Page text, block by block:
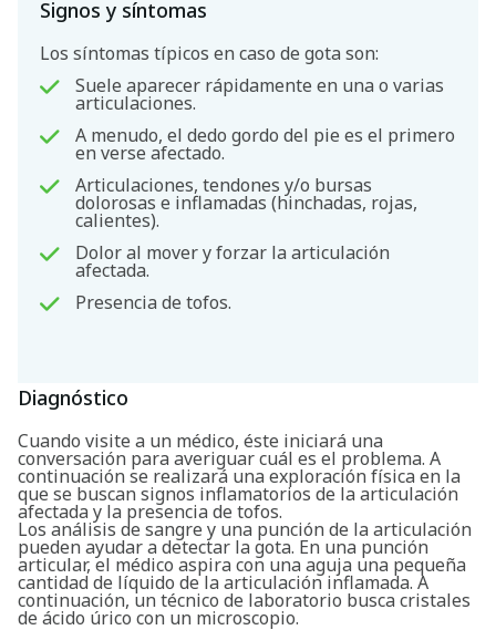
Buscar
Signos y síntomas
Los síntomas típicos en caso de gota son:
Suele aparecer rápidamente en una o varias
articulaciones.
A menudo, el dedo gordo del pie es el primero
en verse afectado.
Articulaciones, tendones y/o bursas
dolorosas e inflamadas (hinchadas, rojas,
calientes).
Dolor al mover y forzar la articulación
afectada.
Presencia de tofos.
Diagnóstico
Cuando visite a un médico, éste iniciará una
conversación para averiguar cuál es el problema. A
continuación se realizará una exploración física en la
que se buscan signos inflamatorios de la articulación
afectada y la presencia de tofos.
Los análisis de sangre y una punción de la articulación
pueden ayudar a detectar la gota. En una punción
articular, el médico aspira con una aguja una pequeña
cantidad de líquido de la articulación inflamada. A
continuación, un técnico de laboratorio busca cristales
de ácido úrico con un microscopio.